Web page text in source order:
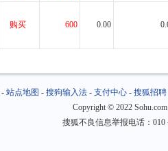
购买 600 0.00
-站点地图 -搜狗输入法 -支付中心 -搜狐招聘
Copyright © 2022
搜狐不良信息举报电话：010